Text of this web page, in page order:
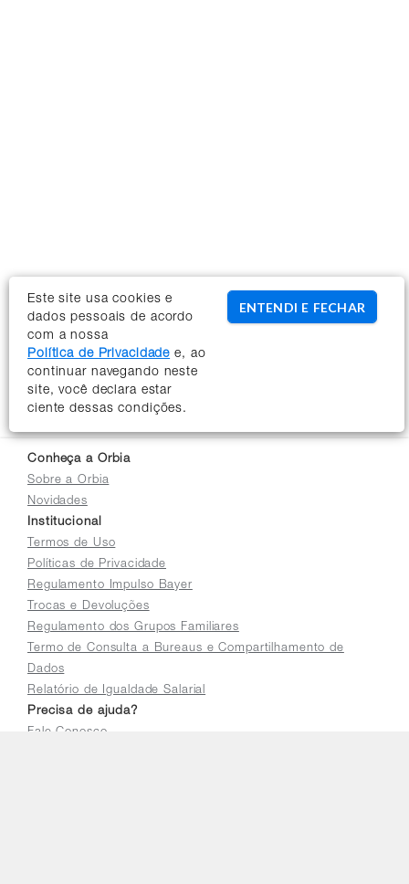
Este site usa cookies e
dados pessoais de acordo
com a nossa
Política de Privacidade e, ao
continuar navegando neste
site, você declara estar
ciente dessas condições.
ENTENDI E FECHAR
Conheça a Orbia
Sobre a Orbia
Novidades
Institucional
Termos de Uso
Políticas de Privacidade
Regulamento Impulso Bayer
Trocas e Devoluções
Regulamento dos Grupos Familiares
Termo de Consulta a Bureaus e Compartilhamento de
Dados
Relatório de Igualdade Salarial
Precisa de ajuda?
Fale Conosco